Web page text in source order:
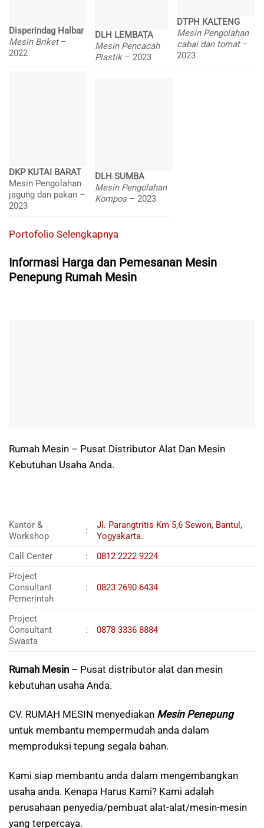
Disperindag Halbar
Mesin Briket –
2022
DLH LEMBATA
Mesin Pencacah
Plastik – 2023
DTPH KALTENG
Mesin Pengolahan
cabai dan tomat –
2023
DKP KUTAI BARAT
Mesin Pengolahan
jagung dan pakan –
2023
DLH SUMBA
Mesin Pengolahan
Kompos – 2023
Portofolio Selengkapnya
Informasi Harga dan Pemesanan Mesin
Penepung Rumah Mesin
Rumah Mesin – Pusat Distributor Alat Dan Mesin
Kebutuhan Usaha Anda.
Kantor &
Workshop
:
Jl. Parangtritis Km 5,6 Sewon, Bantul,
Yogyakarta.
Call Center
:
0812 2222 9224
Project
Consultant
Pemerintah
: 0823 2690 6434
Project
Consultant
Swasta
: 0878 3336 8884
Rumah Mesin – Pusat distributor alat dan mesin
kebutuhan usaha Anda.
CV. RUMAH MESIN menyediakan Mesin Penepung
untuk membantu mempermudah anda dalam
memproduksi tepung segala bahan.
Kami siap membantu anda dalam mengembangkan
usaha anda. Kenapa Harus Kami? Kami adalah
perusahaan penyedia/pembuat alat-alat/mesin-mesin
yang terpercaya.